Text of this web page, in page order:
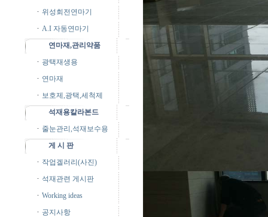
위성회전연마기
A.I 자동연마기
연마재,관리약품
광택재생용
연마재
보호제,광택,세척제
석재용칼라본드
줄눈관리,석재보수용
게 시 판
작업겔러리(사진)
석재관련 게시판
Working ideas
공지사항